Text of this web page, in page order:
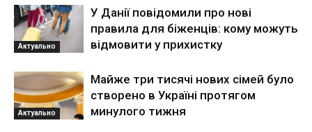
Актуально
У Данії повідомили про нові
правила для біженців: кому можуть
відмовити у прихистку
Актуально
Майже три тисячі нових сімей було
створено в Україні протягом
минулого тижня